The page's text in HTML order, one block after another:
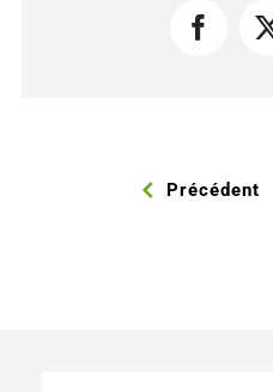
Précédent